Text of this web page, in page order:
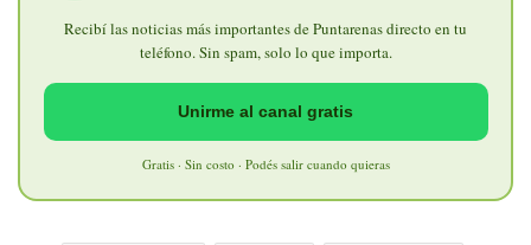
Recibí las noticias más importantes de Puntarenas directo en tu
teléfono. Sin spam, solo lo que importa.
Unirme al canal gratis
Gratis · Sin costo · Podés salir cuando quieras